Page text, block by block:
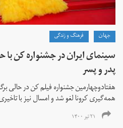
جهان فرهنگ و زندگی
سینمای ایران در جشنواره کن
پدر و پسر
هفتادوچهارمین جشنواره فیلم کن در حالی
همه‌گیری کرونا لغو شد و امسال نیز با تاخیری دو ماهه، از ۶
۲۱ تیر ۱۴۰۰